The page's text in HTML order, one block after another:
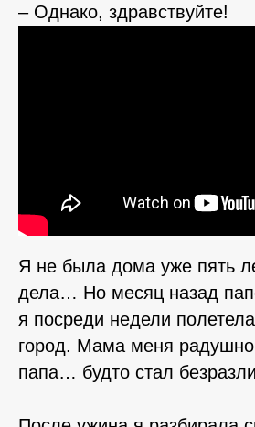
– Однако, здравствуйте!
Я не была дома уже пять
дела… Но месяц назад
я посреди недели
город. Мама меня радушно
папа… будто стал